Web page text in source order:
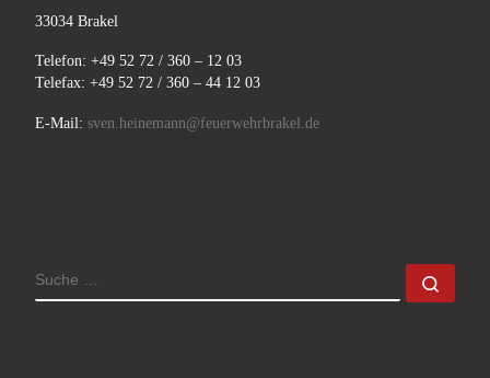
33034 Brakel
Telefon: +49 52 72 / 360 – 12 03
Telefax: +49 52 72 / 360 – 44 12 03
E-Mail: sven.heinemann@feuerwehrbrakel.de
SUCHE